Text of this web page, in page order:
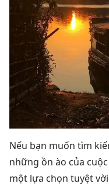
Nếu bạn muốn tìm
những ồn ào của
một lựa chọn tuyệt